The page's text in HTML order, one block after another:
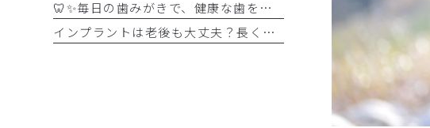
🦷✨毎日の歯みがきで、健康な歯を守りましょう✨🪥
インプラントは老後も大丈夫？長く快適に使うためのポイントと知っておきたい注意点を詳しく解説